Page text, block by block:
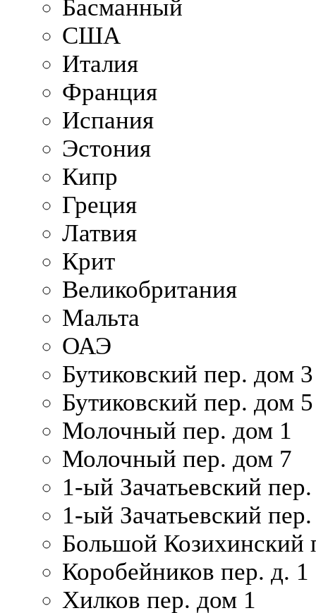
Басманный
США
Италия
Франция
Испания
Эстония
Кипр
Греция
Латвия
Крит
Великобритания
Мальта
ОАЭ
Бутиковский пер. дом 3
Бутиковский пер. дом 5
Молочный пер. дом 1
Молочный пер. дом 7
1-ый Зачатьевский
1-ый Зачатьевский
Большой Козихинский
Коробейников пер. д. 1
Хилков пер. дом 1